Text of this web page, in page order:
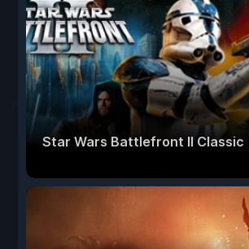
Star Wars Battlefront II Classic